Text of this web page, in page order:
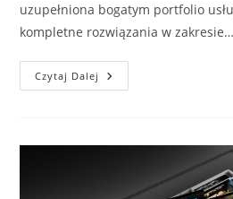
uzupełniona bogatym portfolio
kompletne rozwiązania w zakresie…
Czytaj Dalej BĄDŹ
ZMIANĄ:
Produktów